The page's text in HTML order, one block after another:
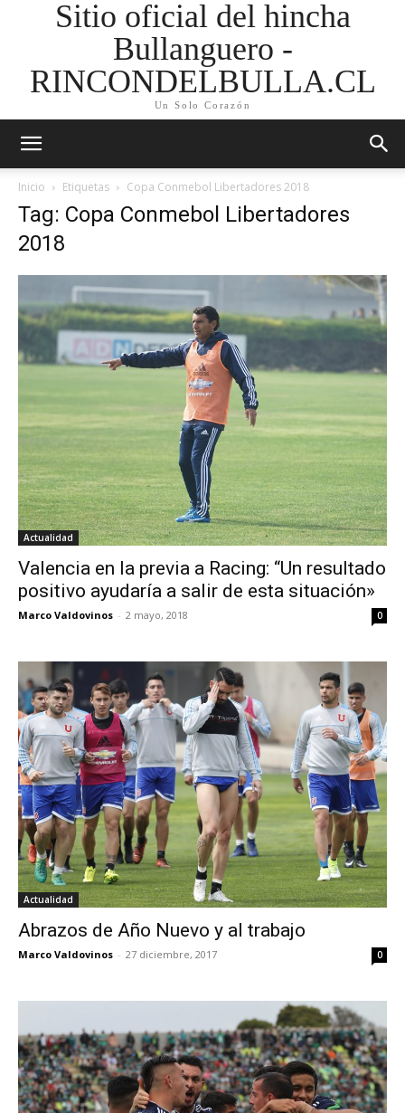
Sitio oficial del hincha
Bullanguero -
RINCONDELBULLA.CL
Un Solo Corazón
Inicio Etiquetas Copa Conmebol Libertadores 2018
Tag: Copa Conmebol Libertadores
2018
Actualidad
Valencia en la previa a Racing: “Un resultado
positivo ayudaría a salir de esta situación»
Marco Valdovinos - 2 mayo, 2018 0
Actualidad
Abrazos de Año Nuevo y al trabajo
Marco Valdovinos - 27 diciembre, 2017 0